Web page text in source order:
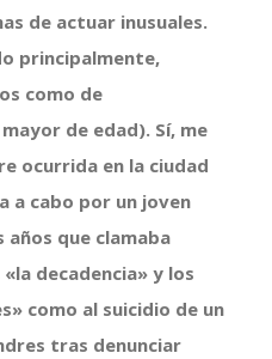
de actuar inusuales.
principalmente,
como de
de edad). Sí, me
ocurrida en la ciudad
a cabo por un joven
que clamaba
decadencia» y los
como al suicidio de un
tras denunciar